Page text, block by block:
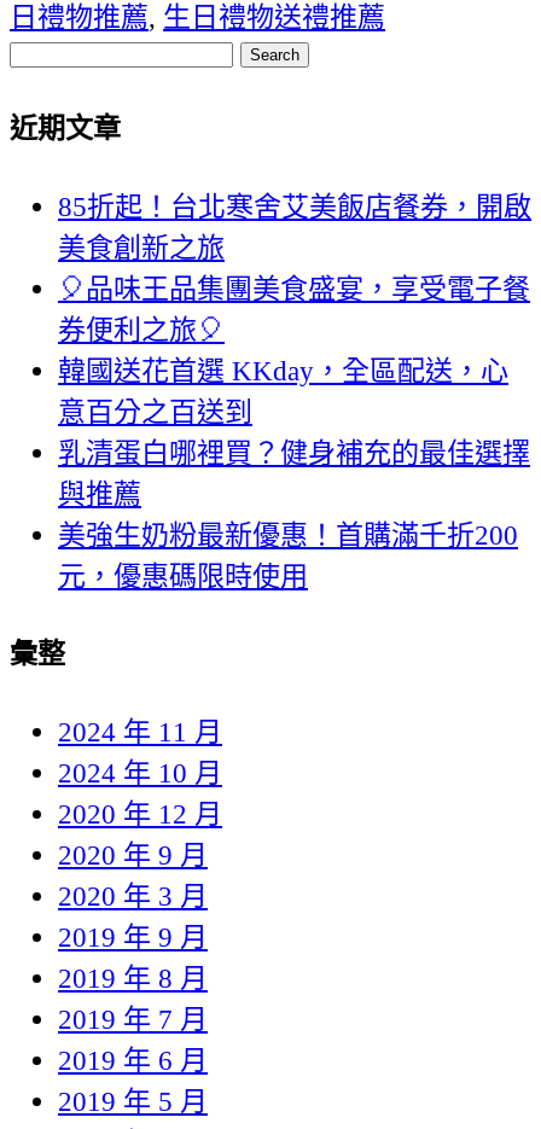
日禮物推薦, 生日禮物送禮推薦
Search
近期文章
85折起！台北寒舍艾美飯店餐券，開啟
美食創新之旅
🎈品味王品集團美食盛宴，享受電子餐
券便利之旅🎈
韓國送花首選 KKday，全區配送，心
意百分之百送到
乳清蛋白哪裡買？健身補充的最佳選擇
與推薦
美強生奶粉最新優惠！首購滿千折200
元，優惠碼限時使用
彙整
2024 年 11 月
2024 年 10 月
2020 年 12 月
2020 年 9 月
2020 年 3 月
2019 年 9 月
2019 年 8 月
2019 年 7 月
2019 年 6 月
2019 年 5 月